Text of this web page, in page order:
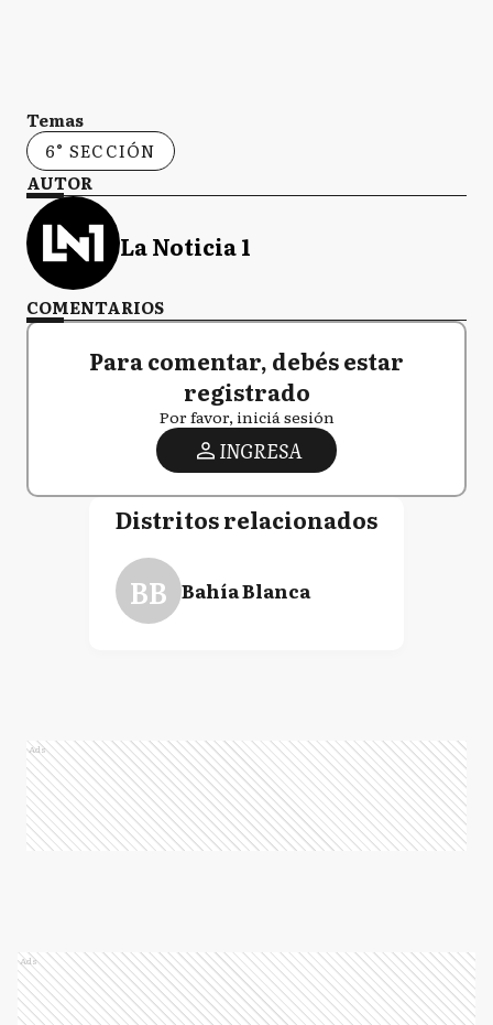
Temas
6° SECCIÓN
AUTOR
La Noticia 1
COMENTARIOS
Para comentar, debés estar
registrado
Por favor, iniciá sesión
INGRESA
Distritos relacionados
BB Bahía Blanca
Ads
Ads